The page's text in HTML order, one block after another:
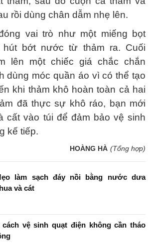
rồi dùng chân dẫm nhẹ lên.
vai trò như một miếng bọt
hút bớt nước từ thảm ra. Cuối
lên một chiếc giá chắc chắn
dùng móc quần áo vì có thể tạo
khi thảm khô hoàn toàn cả hai
đã thực sự khô ráo, bạn mới
cất vào túi để đảm bảo vệ sinh
kế tiếp.
HOÀNG HÀ (Tổng hợp)
làm sạch đáy nồi bằng nước dưa
và cát
cách vệ sinh quạt điện không cần tháo